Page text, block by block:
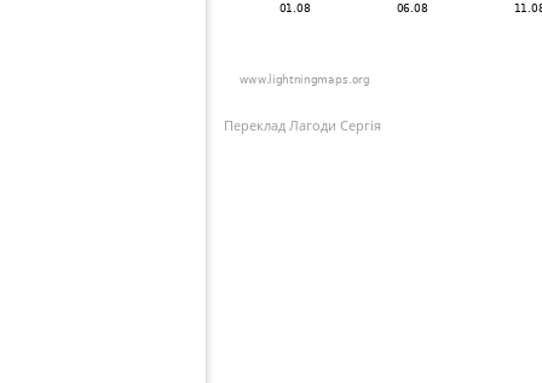
Переклад Лагоди Сергія